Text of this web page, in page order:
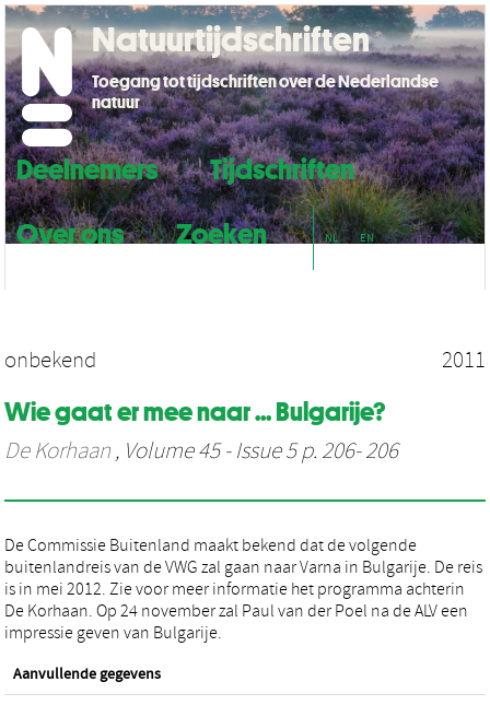
Deelnemers
Tijdschriften
Over ons
Zoeken NL EN
Natuurtijdschriften
Toegang tot tijdschriften over de Nederlandse
natuur
onbekend 2011
Wie gaat er mee naar ... Bulgarije?
De Korhaan , Volume 45 - Issue 5 p. 206- 206
De Commissie Buitenland maakt bekend dat de volgende
buitenlandreis van de VWG zal gaan naar Varna in Bulgarije. De reis
is in mei 2012. Zie voor meer informatie het programma achterin
De Korhaan. Op 24 november zal Paul van der Poel na de ALV een
impressie geven van Bulgarije.
Aanvullende gegevens